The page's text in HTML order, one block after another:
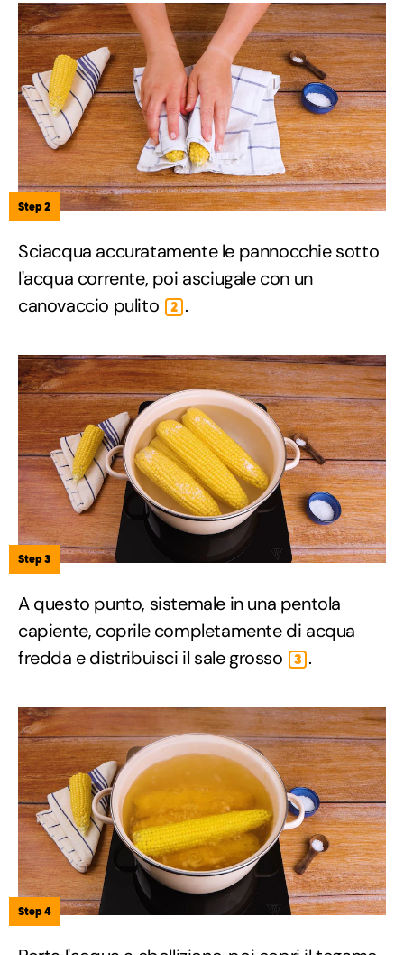
Step 2
Sciacqua accuratamente le pannocchie sotto
l'acqua corrente, poi asciugale con un
canovaccio pulito
2 .
Step 3
A questo punto, sistemale in una pentola
capiente, coprile completamente di acqua
fredda e distribuisci il sale grosso
3 .
Step 4